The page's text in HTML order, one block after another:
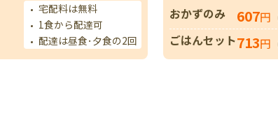
宅配料は無料
1食から配達可
配達は昼食･夕食の2回
おかずのみ
607円
ごはんセット713円